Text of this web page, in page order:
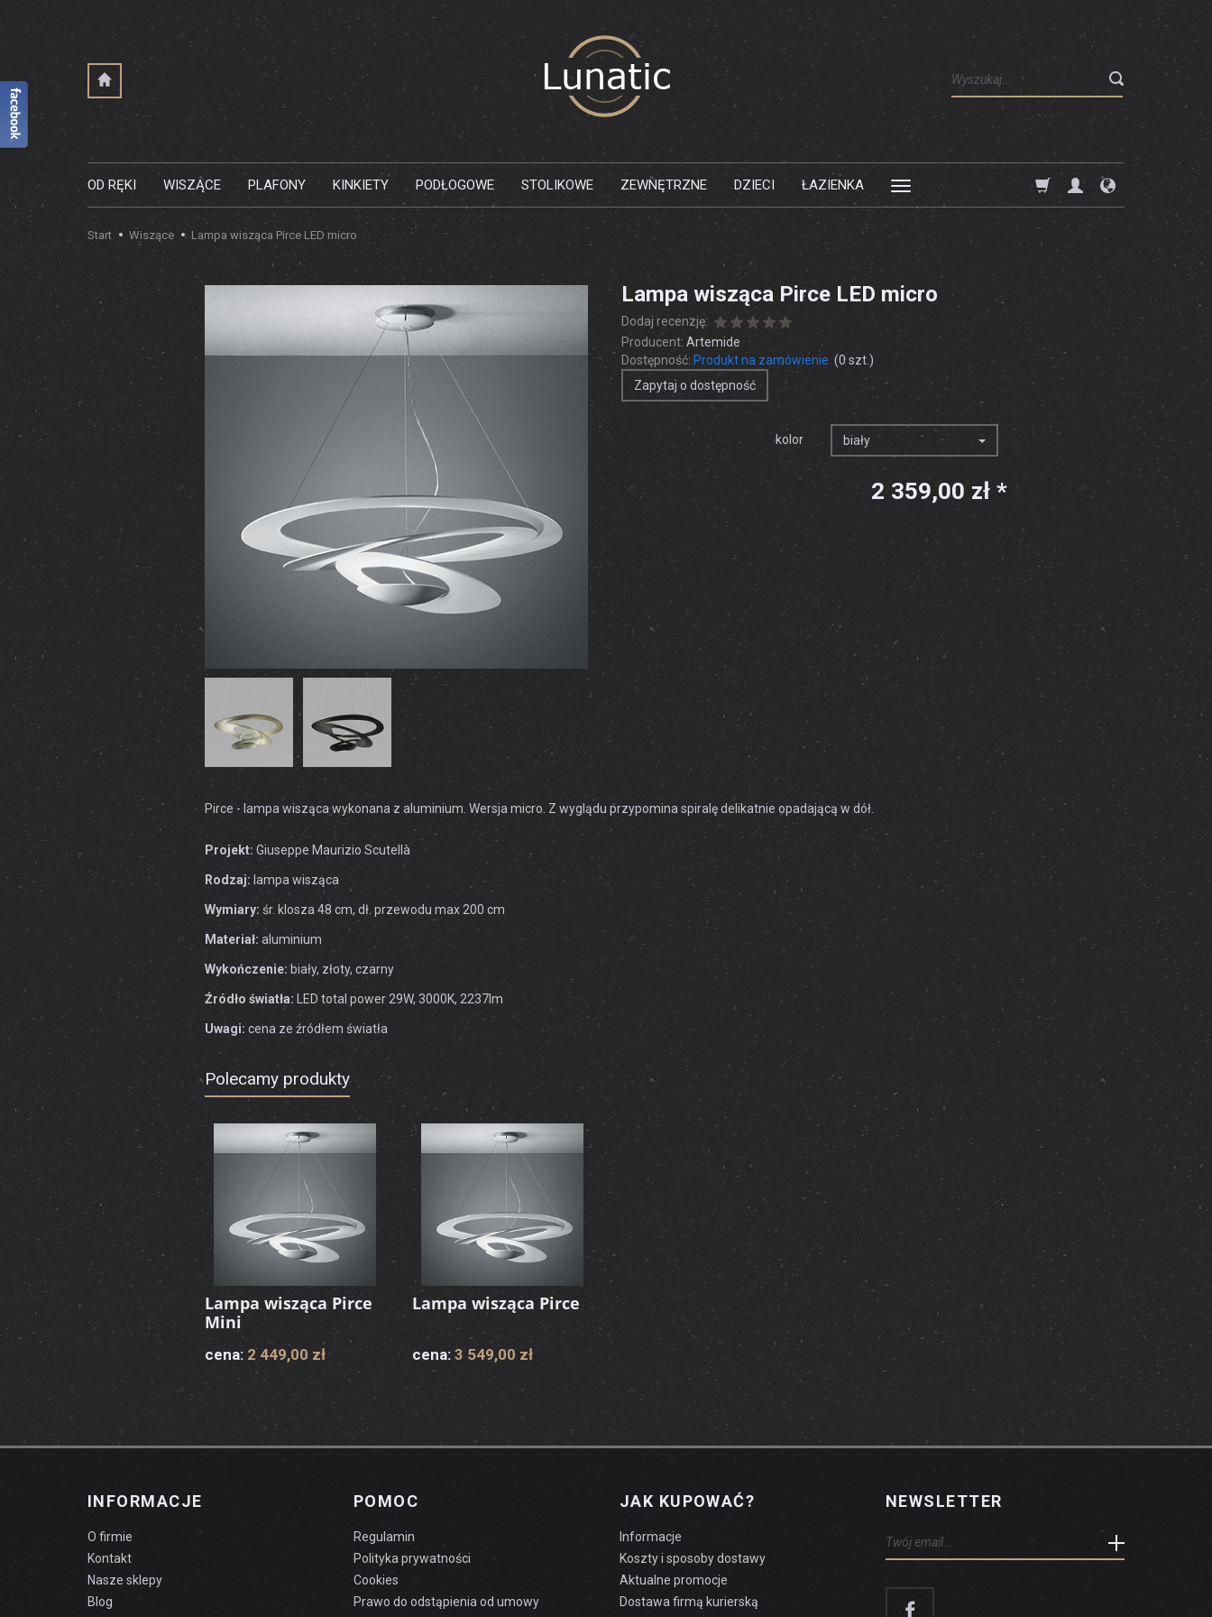
Wyszukaj
OD RĘKI WISZĄCE PLAFONY KINKIETY PODŁOGOWE STOLIKOWE ZEWNĘTRZNE DZIECI ŁAZIENKA
Start Wiszące Lampa wisząca Pirce LED micro
Lampa wisząca Pirce LED micro
Dodaj recenzję:
Producent: Artemide
Dostępność: Produkt na zamówienie (0szt.)
Zapytaj o dostępność
kolor biały
2 359,00 zł *
Pirce - lampa wisząca wykonana z aluminium. Wersja micro. Z wyglądu przypomina spiralę delikatnie opadającą w dół.
Projekt: Giuseppe Maurizio Scutellà
Rodzaj: lampa wisząca
Wymiary: śr. klosza 48 cm, dł. przewodu max 200 cm
Materiał: aluminium
Wykończenie:biały, złoty, czarny
Źródło światła: LED total power 29W, 3000K, 2237lm
Uwagi: cena ze źródłem światła
Polecamy produkty
Lampa wisząca Pirce
Mini
cena: 2 449,00 zł
Lampa wisząca Pirce
cena: 3 549,00 zł
NEWSLETTER
INFORMACJE
O firmie
Kontakt
Nasze sklepy
Blog
POMOC
Regulamin
Polityka prywatności
Cookies
Prawo do odstąpienia od umowy
JAK KUPOWAĆ?
Informacje
Koszty i sposoby dostawy
Aktualne promocje
Dostawa firmą kurierską